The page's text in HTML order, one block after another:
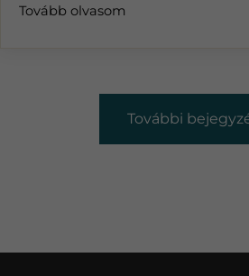
Tovább olvasom
További